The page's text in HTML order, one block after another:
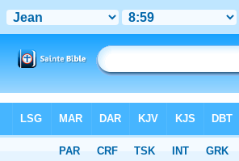
Chapitre 8> Verset 59